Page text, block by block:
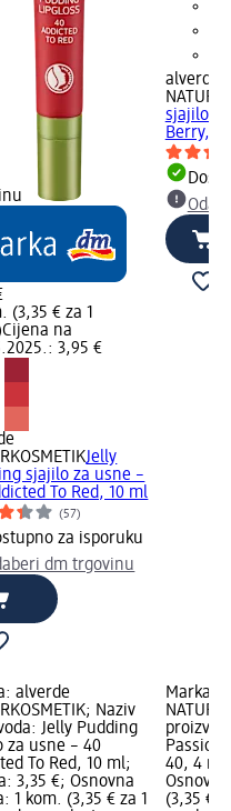
(3,35 € za 1
Cijena na
3,95 €
Jelly
sjajilo za usne –
To Red, 10 ml
(57)
za isporuku
dm trgovinu
alverde
sjajilo
Berry, 8
alverde
Naziv
Jelly Pudding
za usne – 40
To Red, 10 ml;
3,35 €; Osnovna
1 kom. (3,35 € za 1
Marka:
Passion
40, 4
(3,35 €